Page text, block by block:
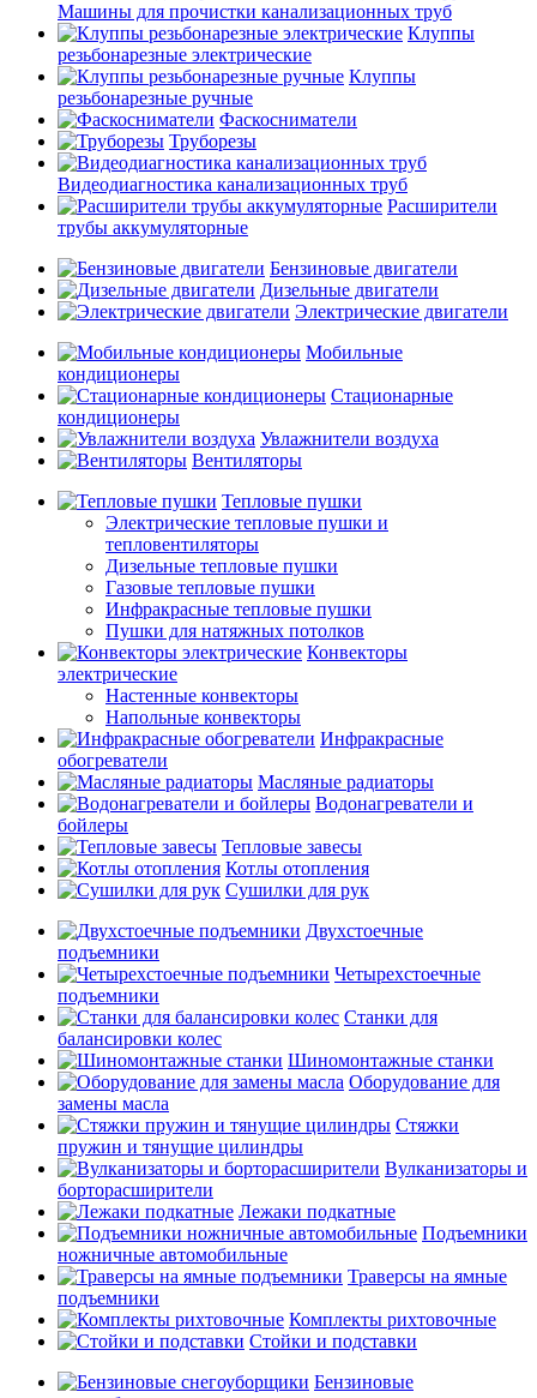
Машины для прочистки канализационных труб
Клуппы
резьбонарезные электрические
Клуппы
резьбонарезные ручные
Фаскосниматели
Труборезы
Видеодиагностика канализационных труб
Расширители
трубы аккумуляторные
Бензиновые двигатели
Дизельные двигатели
Электрические двигатели
Мобильные
кондиционеры
Стационарные
кондиционеры
Увлажнители воздуха
Вентиляторы
Тепловые пушки
Электрические тепловые пушки и
тепловентиляторы
Дизельные тепловые пушки
Газовые тепловые пушки
Инфракрасные тепловые пушки
Пушки для натяжных потолков
Конвекторы
электрические
Настенные конвекторы
Напольные конвекторы
Инфракрасные
обогреватели
Масляные радиаторы
Водонагреватели и
бойлеры
Тепловые завесы
Котлы отопления
Сушилки для рук
Двухстоечные
подъемники
Четырехстоечные
подъемники
Станки для
балансировки колес
Шиномонтажные станки
Оборудование для
замены масла
Стяжки
пружин и тянущие цилиндры
Вулканизаторы и
борторасширители
Лежаки подкатные
Подъемники
ножничные автомобильные
Траверсы на ямные
подъемники
Комплекты рихтовочные
Стойки и подставки
Бензиновые